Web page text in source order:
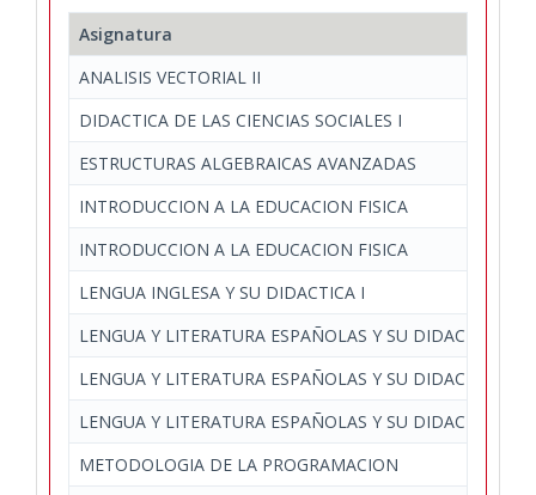
Asignatura
ANALISIS VECTORIAL II
DIDACTICA DE LAS CIENCIAS SOCIALES I
ESTRUCTURAS ALGEBRAICAS AVANZADAS
INTRODUCCION A LA EDUCACION FISICA
INTRODUCCION A LA EDUCACION FISICA
LENGUA INGLESA Y SU DIDACTICA I
LENGUA Y LITERATURA ESPAÑOLAS Y SU DIDACTICA I
LENGUA Y LITERATURA ESPAÑOLAS Y SU DIDACTICA II
LENGUA Y LITERATURA ESPAÑOLAS Y SU DIDACTICA II
METODOLOGIA DE LA PROGRAMACION